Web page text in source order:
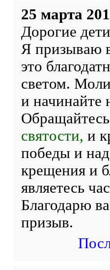
25 марта
Дорогие
Я призываю
это
светом.
и
святости, и
победы и
крещения и
являетесь
Благодарю
призыв.